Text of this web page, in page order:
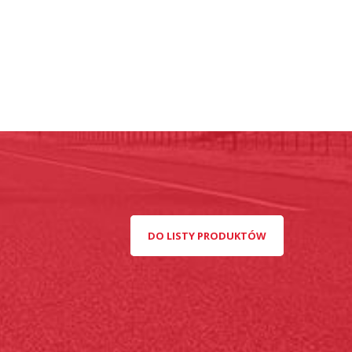
DO LISTY PRODUKTÓW